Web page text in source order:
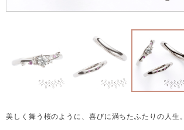
美しく舞う桜のように、喜びに満ちたふたりの人生。